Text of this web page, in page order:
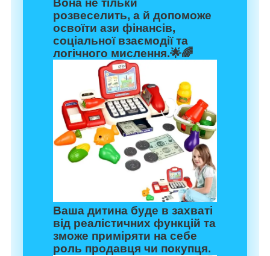
Вона не тільки
розвеселить, а й допоможе
освоїти ази фінансів,
соціальної взаємодії та
логічного мислення.🌟🌈
Ваша дитина буде в захваті
від реалістичних функцій та
зможе приміряти на себе
роль продавця чи покупця.